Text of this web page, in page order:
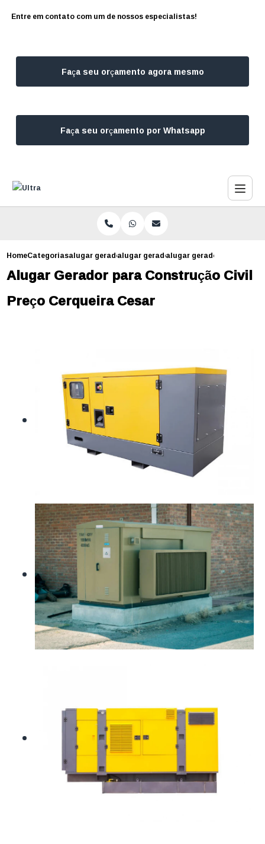
Entre em contato com um de nossos especialistas!
Faça seu orçamento agora mesmo
Faça seu orçamento por Whatsapp
HomeCategoriasalugar geradoresalugar gerador para estudio
alugar gerador para
Alugar Gerador para Construção Civil
Preço Cerqueira Cesar